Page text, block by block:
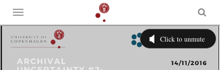
Toggle
menu